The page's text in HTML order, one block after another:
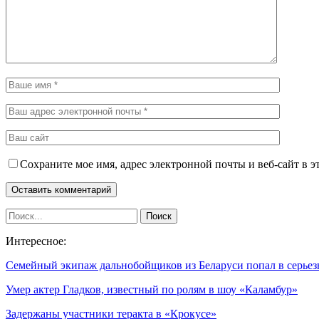
Сохраните мое имя, адрес электронной почты и веб-сайт в
Интересное:
Семейный экипаж дальнобойщиков из Беларуси попал в
Умер актер Гладков, известный по ролям в шоу «Каламбур»
Задержаны участники теракта в «Крокусе»